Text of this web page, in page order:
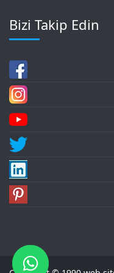
Bizi Takip Edin